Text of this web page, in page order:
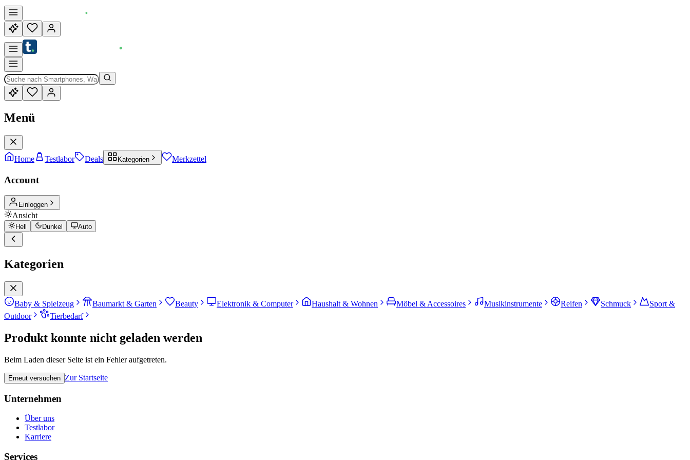
Menü
Home Testlabor Deals Kategorien Merkzettel
Account
Einloggen
Ansicht
Hell Dunkel Auto
Kategorien
Baby & Spielzeug Baumarkt & Garten Beauty Elektronik & Computer Haushalt & Wohnen Möbel & Accessoires Musikinstrumente Reifen Schmuck
Sport &
Outdoor
Tierbedarf
Produkt konnte nicht geladen werden
Beim Laden dieser Seite ist ein Fehler aufgetreten.
Erneut versuchen Zur Startseite
Unternehmen
Über uns
Testlabor
Karriere
Services